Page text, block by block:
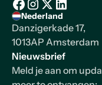
Homepage
Facebook
Instagram
X/Twitter
LinkedIn
Nederland
Danzigerkade 17,
1013AP Amsterdam
Nieuwsbrief
Meld je aan om